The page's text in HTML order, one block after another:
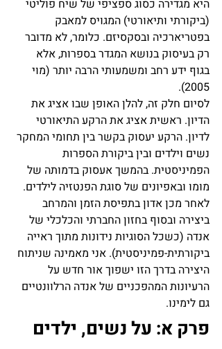
היא מגדירה כסוג ספציפי של שיח פוליטי
(ביקורתי ותיאורטי) המגויס למאבק
בפטריארכיה ובסקסיזם. כלומר, לא מדובר
רק בעיסוק בנושא המגדר בספרות, אלא
בגוף ידע רחב ומשמעותי הרבה יותר (מוי
2005).
לסיום חלק זה, להלן האופן שבו אציג את
הדיון. ראשית אציג את הרקע התיאורטי
לדיון. הרקע יעסוק בקשר בין תחומי המחקר
נשים וילדים ובין ביקורת הספרות
הפמיניסטית. בהמשך אעסוק בדמותה של
מומו ובאפיונים של סוגת הפנטזיה לילדים.
לאחר מכן אדון בתפיסת הזמן והמרחב
ביצירה ובסוף בחזון החברתי והכלכלי של
אנדה (כשכל הסוגיות נידונות מתוך ראייה
ביקורתית-פמיניסטית). אני מאמינה שניתוח
היצירה בדרך הזו ישפוך אור חדש על
הרעיונות המהפכניים של אנדה הרלוונטיים
גם לימינו.
פרק א: על נשים, ילדים